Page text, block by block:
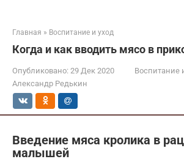
Главная » Воспитание и уход
Когда и как вводить мясо в
Опубликовано: 29 Дек 2020
Воспитание
Александр Редькин
Введение мяса кролика в
малышей